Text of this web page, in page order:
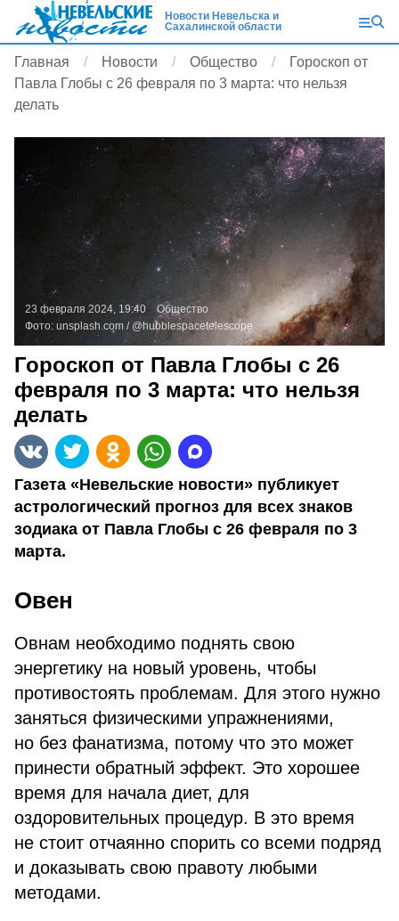
Новости Невельска и
Сахалинской области
Главная Новости Общество
Гороскоп от
Павла Глобы с 26 февраля по 3 марта: что нельзя
делать
23 февраля 2024, 19:40
Общество
Фото: unsplash.com / @hubblespacetelescope
Гороскоп от Павла Глобы с 26
февраля по 3 марта: что нельзя
делать
Газета «Невельские новости» публикует
астрологический прогноз для всех знаков
зодиака от Павла Глобы с 26 февраля по 3
марта.
Овен
Овнам необходимо поднять свою
энергетику на новый уровень, чтобы
противостоять проблемам. Для этого нужно
заняться физическими упражнениями,
но без фанатизма, потому что это может
принести обратный эффект. Это хорошее
время для начала диет, для
оздоровительных процедур. В это время
не стоит отчаянно спорить со всеми подряд
и доказывать свою правоту любыми
методами.